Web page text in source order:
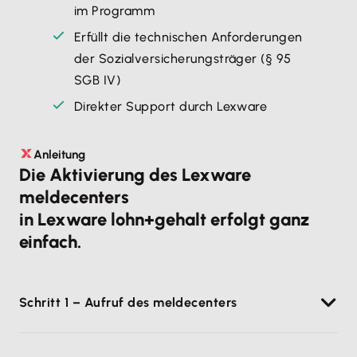
im Programm
Erfüllt die technischen Anforderungen
der Sozialversicherungsträger (§ 95
SGB IV)
Direkter Support durch Lexware
Anleitung
Die Aktivierung des Lexware
meldecenters
in Lexware lohn+gehalt erfolgt ganz
einfach.
Schritt 1 – Aufruf des meldecenters